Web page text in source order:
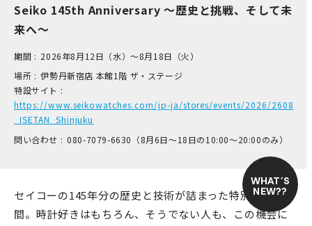
WHAT’S
NEW??
Seiko 145th Anniversary ～歴史と挑戦、そして未
来へ～
期間 : 2026年8月12日（水）～8月18日（火）
場所 : 伊​勢丹新宿店 本​館1階 ザ​・ステージ
特設サイト :
https://www.seikowatches.com/jp-ja/stores/events/2026/2608
_ISETAN_Shinjuku
問い合わせ : 0​80-7​079-6​630（8月6日～18日の1​0:00～2​0:00のみ）
セイコーの145年分の歴史と技術が詰まった特別な7日
間。時計好きはもちろん、そうでない人も、この機会に